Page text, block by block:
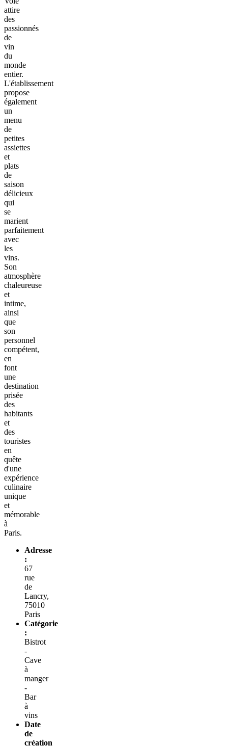
attire
des
passionnés
de
vin
du
monde
entier.
L'établissement
propose
également
un
menu
de
petites
assiettes
et
plats
de
saison
délicieux
qui
se
marient
parfaitement
avec
les
vins.
Son
atmosphère
chaleureuse
et
intime,
ainsi
que
son
personnel
compétent,
en
font
une
destination
prisée
des
habitants
et
des
touristes
en
quête
d'une
expérience
culinaire
unique
et
mémorable
à
Paris.
Adresse
:
67
rue
de
Lancry,
75010
Paris
Catégorie
:
Bistrot
-
Cave
à
manger
-
Bar
à
vins
Date
de
création